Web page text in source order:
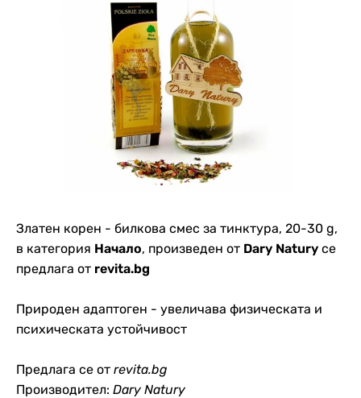
Златен корен - билкова смес за тинктура, 20-30 g,
в категория Начало, произведен от Dary Natury се
предлага от revita.bg
Природен адаптоген - увеличава физическата и
психическата устойчивост
Предлага се от revita.bg
Производител: Dary Natury